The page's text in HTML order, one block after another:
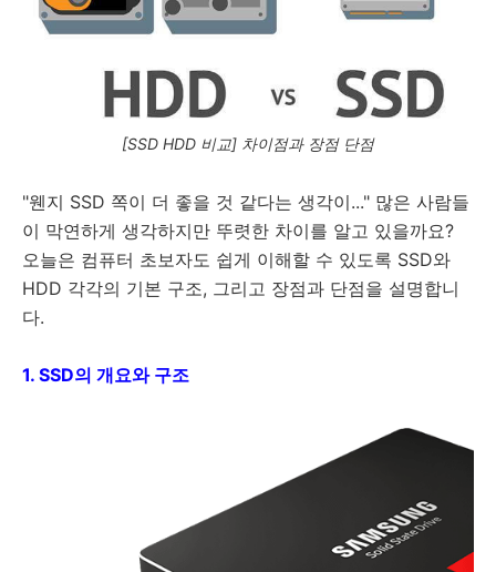
[SSD HDD 비교] 차이점과 장점 단점
"웬지 SSD 쪽이 더 좋을 것 같다는 생각이..." 많은 사람들
이 막연하게 생각하지만 뚜렷한 차이를 알고 있을까요?
오늘은 컴퓨터 초보자도 쉽게 이해할 수 있도록 SSD와
HDD 각각의 기본 구조, 그리고 장점과 단점을 설명합니
다.
1. SSD의 개요와 구조